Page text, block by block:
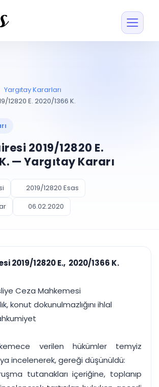
otomatik
anında
Müvekkil ve taraf
Vekalet
& TAKİP
Takip
ve görev
asla kaçırmayın
takibi
uca yönetim
inceleyin Ücretsiz Başlayın
Başlayın Giriş Yap
Yargıtay Kararları
12820 E. 2020/1366 K.
2019/12820 E.
— Yargıtay Kararı
2019/12820 Esas
06.02.2020
2019/12820 E., 2020/1366 K.
Ceza Mahkemesi
konut dokunulmazlığını ihlal
verilen hükümler temyiz
incelenerek, gereği düşünüldü:
tutanakları içeriğine, toplanıp